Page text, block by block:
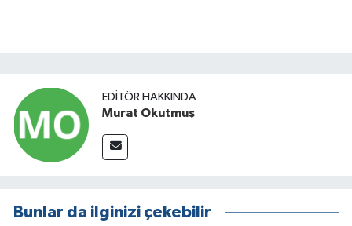
EDITÖR HAKKINDA
Murat Okutmuş
Bunlar da ilginizi çekebilir